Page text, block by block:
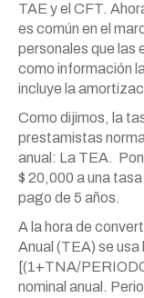
TAE y el CFT.
es común en el
personales que las
como información
incluye la
Como dijimos, la
prestamistas
anual: La TEA.
$ 20,000 a una
pago de 5 años.
A la hora de
Anual (TEA) se
[(1+TNA/
nominal anual.